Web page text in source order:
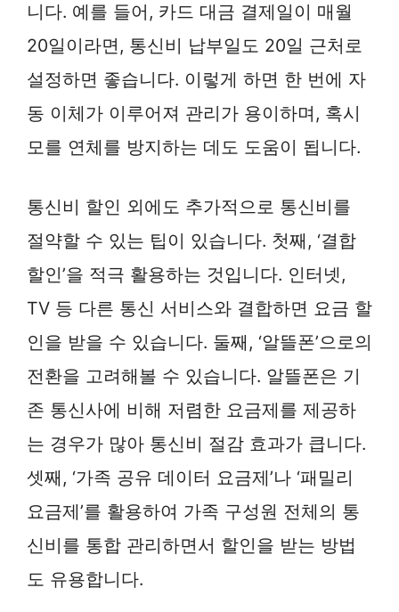
니다. 예를 들어, 카드 대금 결제일이 매월
20일이라면, 통신비 납부일도 20일 근처로
설정하면 좋습니다. 이렇게 하면 한 번에 자
동 이체가 이루어져 관리가 용이하며, 혹시
모를 연체를 방지하는 데도 도움이 됩니다.
통신비 할인 외에도 추가적으로 통신비를
절약할 수 있는 팁이 있습니다. 첫째, ‘결합
할인’을 적극 활용하는 것입니다. 인터넷,
TV 등 다른 통신 서비스와 결합하면 요금 할
인을 받을 수 있습니다. 둘째, ‘알뜰폰’으로의
전환을 고려해볼 수 있습니다. 알뜰폰은 기
존 통신사에 비해 저렴한 요금제를 제공하
는 경우가 많아 통신비 절감 효과가 큽니다.
셋째, ‘가족 공유 데이터 요금제’나 ‘패밀리
요금제’를 활용하여 가족 구성원 전체의 통
신비를 통합 관리하면서 할인을 받는 방법
도 유용합니다.